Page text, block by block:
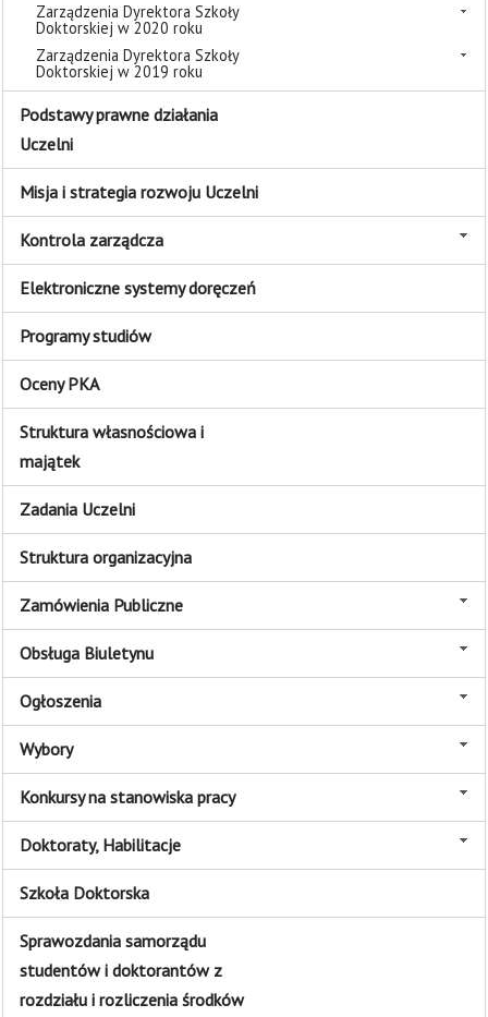
Zarządzenia Dyrektora Szkoły
Doktorskiej w 2020 roku
Zarządzenia Dyrektora Szkoły
Doktorskiej w 2019 roku
Podstawy prawne działania
Uczelni
Misja i strategia rozwoju Uczelni
Kontrola zarządcza
Elektroniczne systemy doręczeń
Programy studiów
Oceny PKA
Struktura własnościowa i
majątek
Zadania Uczelni
Struktura organizacyjna
Zamówienia Publiczne
Obsługa Biuletynu
Ogłoszenia
Wybory
Konkursy na stanowiska pracy
Doktoraty, Habilitacje
Szkoła Doktorska
Sprawozdania samorządu
studentów i doktorantów z
rozdziału i rozliczenia środków